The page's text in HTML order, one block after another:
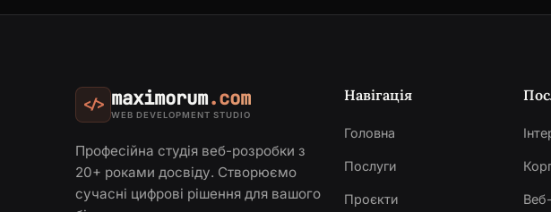
</> maximorum.com
WEB DEVELOPMENT STUDIO
Професійна студія веб-розробки з
20+ роками досвіду. Створюємо
сучасні цифрові рішення для вашого
Навігація
Головна
Послуги
Проєкти